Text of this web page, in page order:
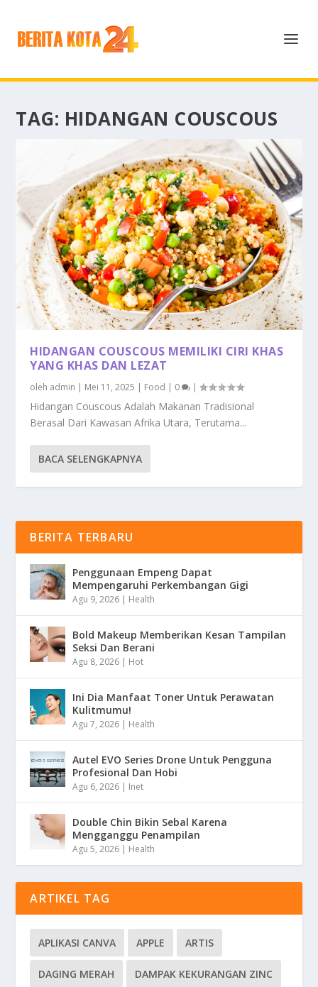
TAG: HIDANGAN COUSCOUS
HIDANGAN COUSCOUS MEMILIKI CIRI KHAS
YANG KHAS DAN LEZAT
oleh admin | Mei 11, 2025 | Food | 0 |
Hidangan Couscous Adalah Makanan Tradisional
Berasal Dari Kawasan Afrika Utara, Terutama...
BACA SELENGKAPNYA
BERITA TERBARU
Penggunaan Empeng Dapat
Mempengaruhi Perkembangan Gigi
Agu 9, 2026 | Health
Bold Makeup Memberikan Kesan Tampilan
Seksi Dan Berani
Agu 8, 2026 | Hot
Ini Dia Manfaat Toner Untuk Perawatan
Kulitmumu!
Agu 7, 2026 | Health
Autel EVO Series Drone Untuk Pengguna
Profesional Dan Hobi
Agu 6, 2026 | Inet
Double Chin Bikin Sebal Karena
Mengganggu Penampilan
Agu 5, 2026 | Health
ARTIKEL TAG
APLIKASI CANVA APPLE ARTIS
DAGING MERAH DAMPAK KEKURANGAN ZINC